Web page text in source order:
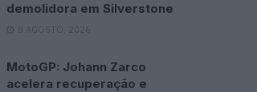
demolidora em Silverstone
8 AGOSTO, 2026
MotoGP: Johann Zarco
acelera recuperação e